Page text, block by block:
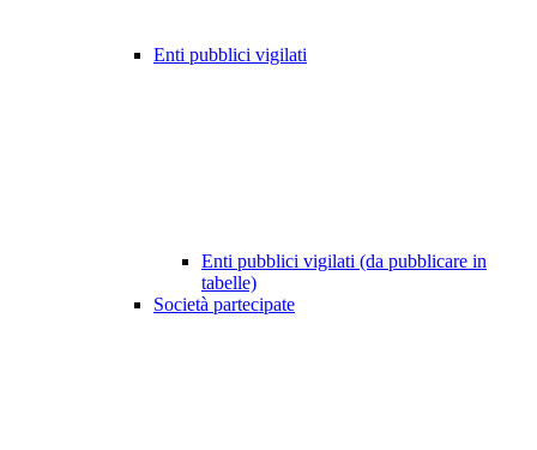
Enti pubblici vigilati
Enti pubblici vigilati (da pubblicare in
tabelle)
Società partecipate